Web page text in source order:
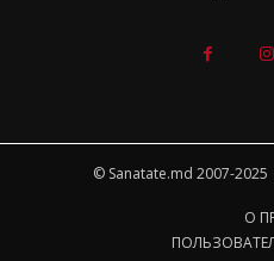
© Sanatate.md 2007-
О